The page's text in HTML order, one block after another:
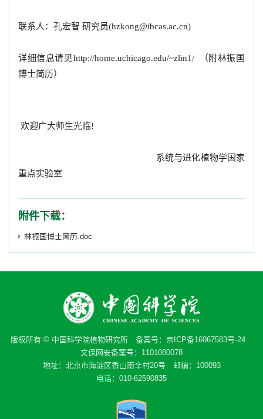
联系人：孔宏智 研究员(hzkong@ibcas.ac.cn)
详细信息请见http://home.uchicago.edu/~zlin1/（附林振国
博士简历）
欢迎广大师生光临!
系统与进化植物学国家
重点实验室
附件下载：
林振国博士简历.doc
版权所有 © 中国科学院植物研究所 备案号： 京ICP备16067583号-24
文保网安备案号：1101080078
地址：北京市海淀区香山南辛村20号 邮编：100093
电话：010-62590835